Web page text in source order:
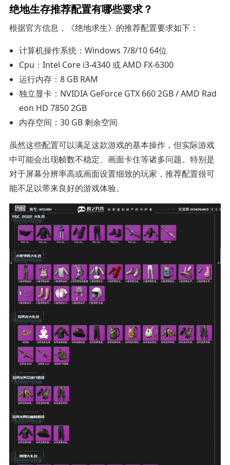
绝地生存推荐配置有哪些要求？
根据官方信息，《绝地求生》的推荐配置要求如下：
计算机操作系统：Windows 7/8/10 64位
Cpu：Intel Core i3-4340 或 AMD FX-6300
运行内存：8 GB RAM
独立显卡：NVIDIA GeForce GTX 660 2GB / AMD Rad
eon HD 7850 2GB
内存空间：30 GB 剩余空间
虽然这些配置可以满足这款游戏的基本操作，但实际游戏
中可能会出现帧数不稳定、画面卡住等诸多问题。特别是
对于屏幕分辨率高或画面设置细致的玩家，推荐配置很可
能不足以带来良好的游戏体验。